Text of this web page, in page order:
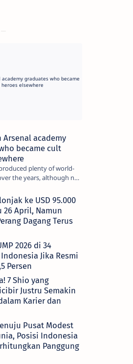
academy
became cult
plenty of world-
the years, although not
the grade at the
For every Tony Ada…
ke USD 95.000
26 April, Namun
Dagang Terus
2026 di 34
Jika Resmi
Persen
7 Shio yang
Justru Semakin
Karier dan
Pusat Modest
Posisi Indonesia
Panggung